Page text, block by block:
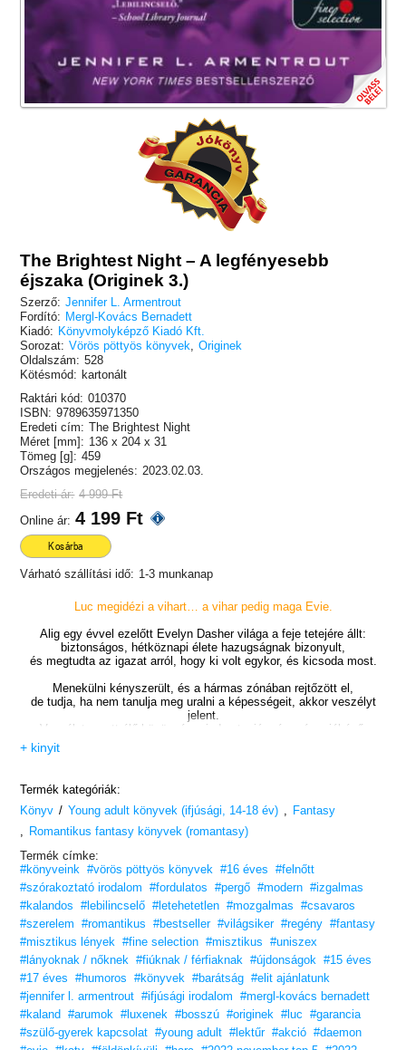
The Brightest Night – A legfényesebb
éjszaka (Originek 3.)
Szerző: Jennifer L. Armentrout
Fordító: Mergl-Kovács Bernadett
Kiadó: Könyvmolyképző Kiadó Kft.
Sorozat: Vörös pöttyös könyvek
Originek
Oldalszám: 528
Kötésmód: kartonált
Raktári kód: 010370
ISBN: 9789635971350
Eredeti cím: The Brightest Night
Méret [mm]: 136 x 204 x 31
Tömeg [g]: 459
Országos megjelenés: 2023.02.03.
Eredeti ár: 4 999 Ft
Online ár: 4 199 Ft
Kosárba
Várható szállítási idő: 1-3 munkanap
Luc megidézi a vihart… a vihar pedig maga Evie.
Alig egy évvel ezelőtt Evelyn Dasher világa a feje tetejére állt:
biztonságos, hétköznapi élete hazugságnak bizonyult,
és megtudta az igazat arról, hogy ki volt egykor, és kicsoda most.
Menekülni kényszerült, és a hármas zónában rejtőzött el,
de tudja, ha nem tanulja meg uralni a képességeit, akkor veszélyt
jelent.
Veszélyt az ott élő közösség minden tagjára és még a jóképű,
elképesztő természetfeletti erővel bíró Lucra is, aki bármit megtenne
a lány biztonságáért. Ha kell, hazudik, alkudozik, könyörög, gyilkol.
Vannak azonban olyan titkok, amelyekről még Luc sem tud,
és ahogy Evie egyre jobban megismeri a képességeit,
Luc tettei pusztító következményekkel járnak.
A luxen-arum univerzum legújabb darabja.
Vesd bele magad!
„Szenzációs.” – Hypable
„Szerelem, barátság, akció, szellemek a múltból és könnyfakasztó
– röviden így tudnám jellemezni ezt a kötetet.” – Star-Crossed Book
Blog
„Ez a rész is tele volt izgalmas jelenetekkel,
az írónő csak úgy dobálta a meghökkentő fordulatokat…
amikor azt hitted, ez lesz a könyv fordulata, tévedtél.”
– Nokedli28, moly.hu
+ kinyit
Termék kategóriák:
Könyv / Young adult könyvek (ifjúsági, 14-18 év)
Fantasy
Romantikus fantasy könyvek (romantasy)
Termék címke:
#könyveink #vörös pöttyös könyvek #16 éves
#felnőtt
#szórakoztató irodalom
#fordulatos #pergő #modern #izgalmas
#kalandos
#lebilincselő #letehetetlen #mozgalmas
#csavaros
#szerelem
#romantikus #bestseller #világsiker #regény #fantasy
#misztikus lények #fine selection #misztikus
#uniszex
#lányoknak / nőknek #fiúknak / férfiaknak #újdonságok #15 éves
#17 éves
#humoros #könyvek #barátság #elit ajánlatunk
#jennifer l. armentrout #ifjúsági irodalom
#mergl-kovács bernadett
#kaland
#arumok #luxenek #bosszú #originek #luc
#garancia
#szülő-gyerek kapcsolat #young adult #lektűr #akció #daemon